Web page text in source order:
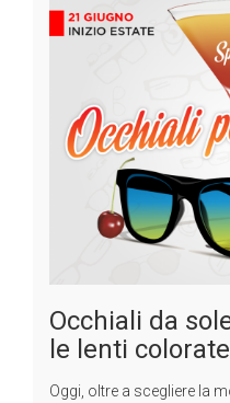
Occhiali da
le lenti colorate
Oggi, oltre a scegliere la